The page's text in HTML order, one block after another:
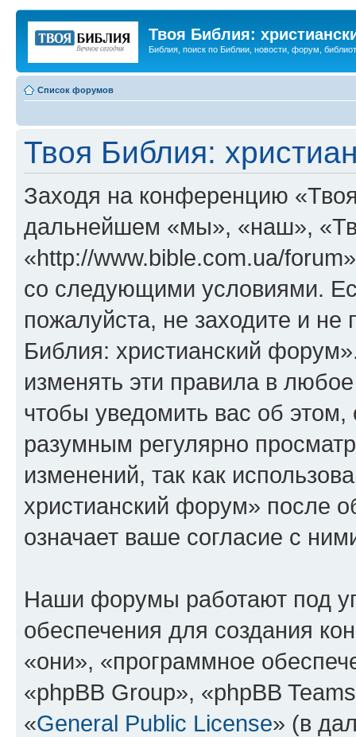
Твоя Библия:
Библия, поиск по Библии, новости, форум,
Список форумов
Твоя Библия:
Заходя на конференцию
дальнейшем «мы», «наш»,
«http://www.bible.com.ua/
со следующими условиями.
пожалуйста, не заходите и
Библия: христианский
изменять эти правила в
чтобы уведомить вас об
разумным регулярно
изменений, так как
христианский форум» после
означает ваше согласие с
Наши форумы работают под
обеспечения для создания
«они», «программное
«phpBB Group», «phpBB
«General Public License» (в